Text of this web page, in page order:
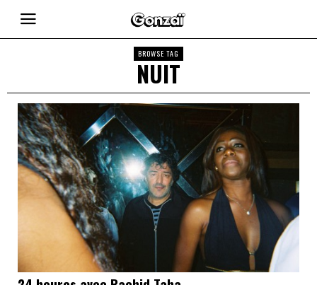
BROWSE TAG
NUIT